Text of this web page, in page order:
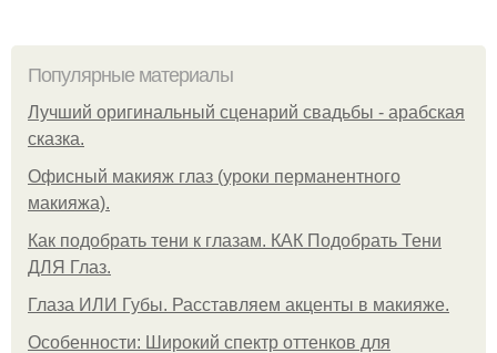
Популярные материалы
Лучший оригинальный сценарий свадьбы - арабская
сказка.
Офисный макияж глаз (уроки перманентного
макияжа).
Как подобрать тени к глазам. КАК Подобрать Тени
ДЛЯ Глаз.
Глаза ИЛИ Губы. Расставляем акценты в макияже.
Особенности: Широкий спектр оттенков для